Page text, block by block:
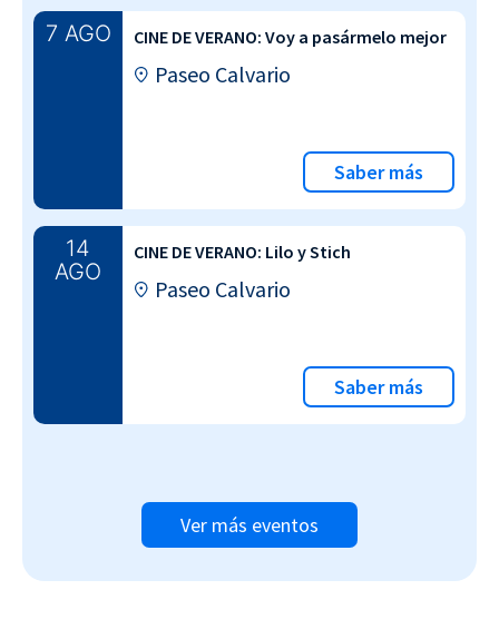
7 AGO CINE DE VERANO: Voy a pasármelo mejor
Paseo Calvario
Saber más
14
AGO
CINE DE VERANO: Lilo y Stich
Paseo Calvario
Saber más
Ver más eventos